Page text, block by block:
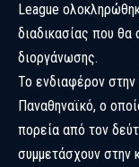
League
διαδικασίας που θα
διοργάνωσης.
Το ενδιαφέρον
Παναθηναϊκό, ο
πορεία από τον
συμμετάσχουν